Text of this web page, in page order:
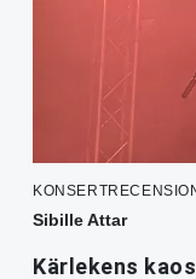
Sibille Attar
Kärlekens